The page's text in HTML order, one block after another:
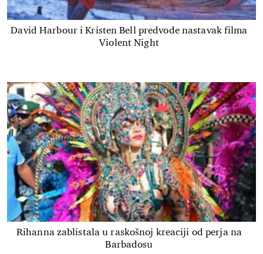
David Harbour i Kristen Bell predvode nastavak filma
Violent Night
Rihanna zablistala u raskošnoj kreaciji od perja na
Barbadosu